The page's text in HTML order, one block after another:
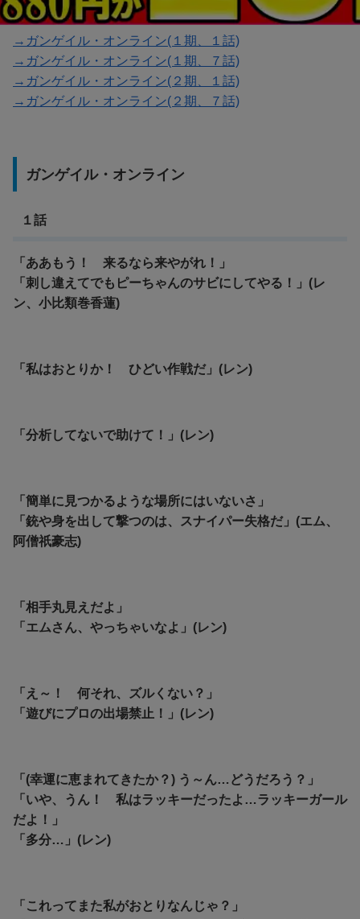
→ガンゲイル・オンライン(１期、１話)
→ガンゲイル・オンライン(１期、７話)
→ガンゲイル・オンライン(２期、１話)
→ガンゲイル・オンライン(２期、７話)
ガンゲイル・オンライン
１話
「ああもう！ 来るなら来やがれ！」
「刺し違えてでもピーちゃんのサビにしてやる！」(レ
ン、小比類巻香蓮)
「私はおとりか！ ひどい作戦だ」(レン)
「分析してないで助けて！ 」(レン)
「簡単に見つかるような場所にはいないさ」
「銃や身を出して撃つのは、スナイパー失格だ」(エム、
阿僧祇豪志)
「相手丸見えだよ」
「エムさん、やっちゃいなよ」(レン)
「え～！ 何それ、ズルくない？」
「遊びにプロの出場禁止！」(レン)
「(幸運に恵まれてきたか？) う～ん…どうだろう？」
「 いや、うん！ 私はラッキーだったよ…ラッキーガール
だよ！」
「多分…」(レン)
「これってまた私がおとりなんじゃ？」